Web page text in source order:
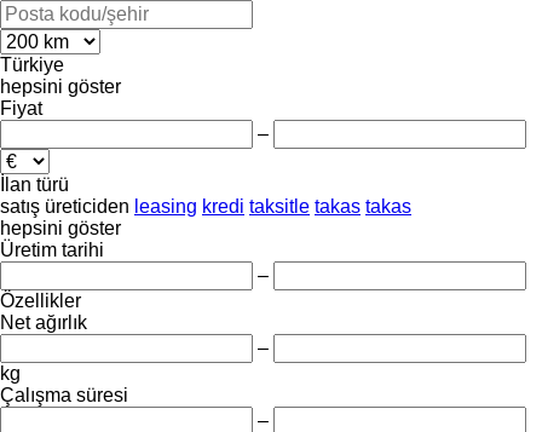
Türkiye
hepsini göster
Fiyat
–
İlan türü
satış üreticiden leasing kredi taksitle takas takas
hepsini göster
Üretim tarihi
–
Özellikler
Net ağırlık
–
kg
Çalışma süresi
–